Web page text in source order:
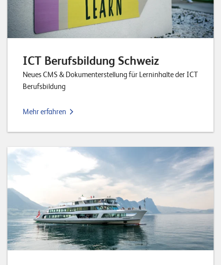
ICT Berufsbildung Schweiz
Neues CMS & Dokumenterstellung für Lerninhalte der ICT
Berufsbildung
Mehr erfahren